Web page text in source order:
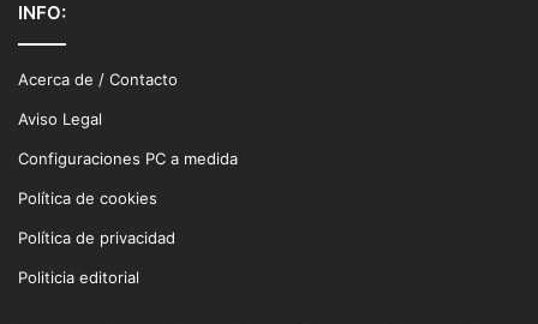
INFO:
Acerca de / Contacto
Aviso Legal
Configuraciones PC a medida
Política de cookies
Política de privacidad
Politicia editorial